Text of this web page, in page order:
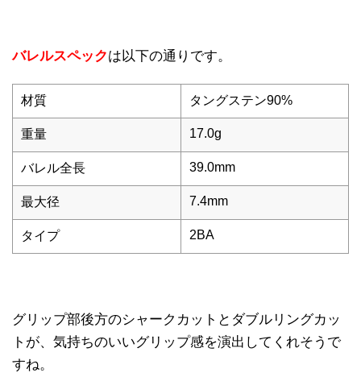
バレルスペックは以下の通りです。
材質 タングステン90%
重量 17.0g
バレル全長 39.0mm
最大径 7.4mm
タイプ 2BA
グリップ部後方のシャークカットとダブルリングカッ
トが、気持ちのいいグリップ感を演出してくれそうで
すね。